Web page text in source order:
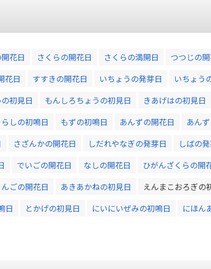
花日 さくらの開花日 さくらの満開日 つつじの
花日 すすきの開花日 いちょうの発芽日 いちょう
初見日 もんしろちょうの初見日 きあげはの初見日
しの初鳴日 もずの初鳴日 あんずの開花日 あん
さざんかの開花日 しだれやなぎの発芽日 しばの
でいごの開花日 なしの開花日 ひがんざくらの開
んごの開花日 あきあかねの初見日 えんまこおろぎの
日 とかげの初見日 にいにいぜみの初鳴日 にほん